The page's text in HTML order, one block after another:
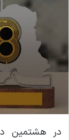
ی
م
ی
ل
در هشتمین